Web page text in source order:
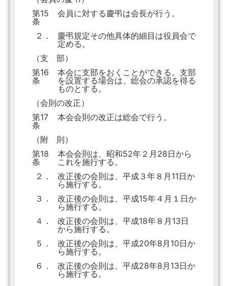
第15
条
会員に対する慶弔は会長が行う。
２．
慶弔規定その他具体的細目は役員会で
定める。
（支 部）
第16
条
本会に支部をおくことができる。支部
を設置する場合は、総会の承認を得る
ものとする。
（会則の改正）
第17
条
本会会則の改正は総会で行う。
（附 則）
第18
条
本会会則は、昭和52年２月28日から
これを施行する。
２．
改正後の会則は、平成３年８月11日か
ら施行する。
３．
改正後の会則は、平成15年４月１日か
ら施行する。
４．
改正後の会則は、平成18年８月13日
から施行する。
５．
改正後の会則は、平成20年8月10日か
ら施行する。
６．
改正後の会則は、平成28年8月13日か
ら施行する。